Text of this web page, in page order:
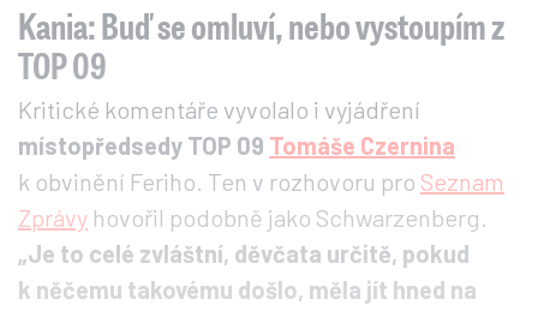
Kania: Buď se omluví, nebo vystoupím z
TOP 09
Kritické komentáře vyvolalo i vyjádření
místopředsedy TOP 09 Tomáše Czernina
k obvinění Feriho. Ten v rozhovoru pro Seznam
Zprávy hovořil podobně jako Schwarzenberg.
„Je to celé zvláštní, děvčata určitě, pokud
k něčemu takovému došlo, měla jít hned na